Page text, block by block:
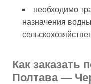
необходимо
назначения
Как заказать
Полтава —